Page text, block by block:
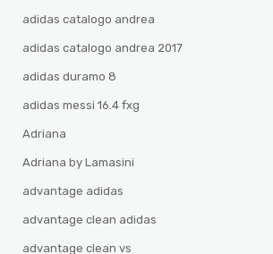
adidas catalogo andrea
adidas catalogo andrea 2017
adidas duramo 8
adidas messi 16.4 fxg
Adriana
Adriana by Lamasini
advantage adidas
advantage clean adidas
advantage clean vs